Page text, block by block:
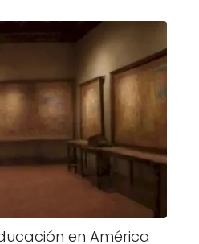
en América